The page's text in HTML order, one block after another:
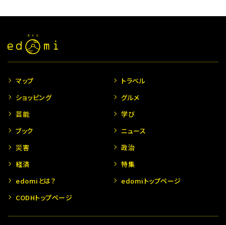
マップ
トラベル
ショッピング
グルメ
芸能
学び
ブック
ニュース
災害
政治
経済
特集
edomiとは？
edomiトップページ
CODHトップページ